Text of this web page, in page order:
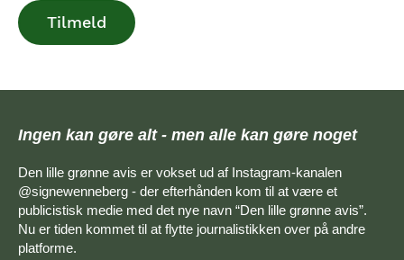
Tilmeld
Ingen kan gøre alt - men alle kan gøre noget
Den lille grønne avis er vokset ud af Instagram-kanalen
@signewenneberg - der efterhånden kom til at være et
publicistisk medie med det nye navn “Den lille grønne avis”.
Nu er tiden kommet til at flytte journalistikken over på andre
platforme.